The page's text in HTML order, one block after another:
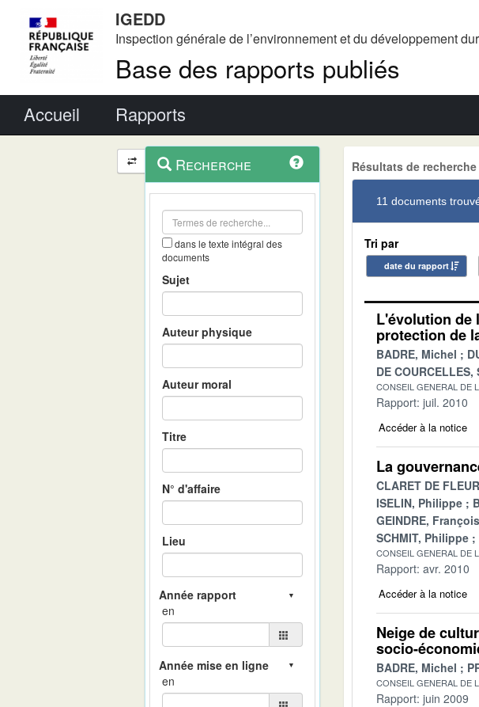
IGEDD
Inspection générale de l’environnement et du développement
Base des rapports publiés
Accueil Rapports
Navigation
et
outils
contextuel
Recherche
dans le texte intégral des
documents
Sujet
Auteur physique
Auteur moral
Titre
N° d'affaire
Lieu
en
en
Résultats de
11 documents
Tri par
date du rapport
L'évolution de
protection de
BADRE, Michel
DE COURCELLES,
CONSEIL GENERAL DE
Rapport: juil. 2010
Accéder à la notice
La
CLARET DE
ISELIN, Philippe
GEINDRE, François
SCHMIT, Philippe
CONSEIL GENERAL DE
Rapport: avr. 2010
Accéder à la notice
Neige de
socio-
BADRE, Michel
CONSEIL GENERAL DE
Rapport: juin 2009